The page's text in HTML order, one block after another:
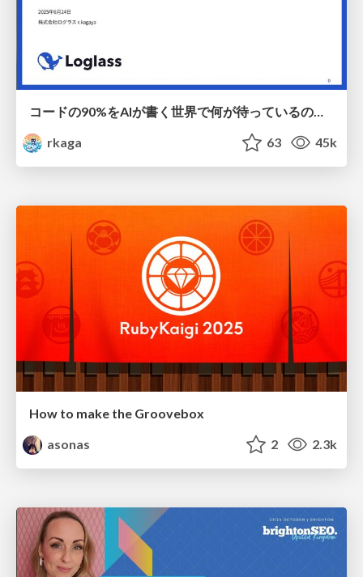
コードの90%をAIが書く世界で何が待っているのか / What awaits us in a world where 90% of the code is written by AI
rkaga
63 45k
How to make the Groovebox
asonas
2 2.3k